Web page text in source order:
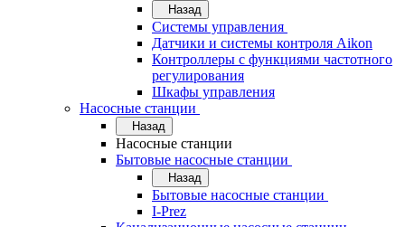
Назад
Системы управления
Датчики и системы контроля Aikon
Контроллеры с функциями частотного
регулирования
Шкафы управления
Насосные станции
Назад
Насосные станции
Бытовые насосные станции
Назад
Бытовые насосные станции
I-Prez